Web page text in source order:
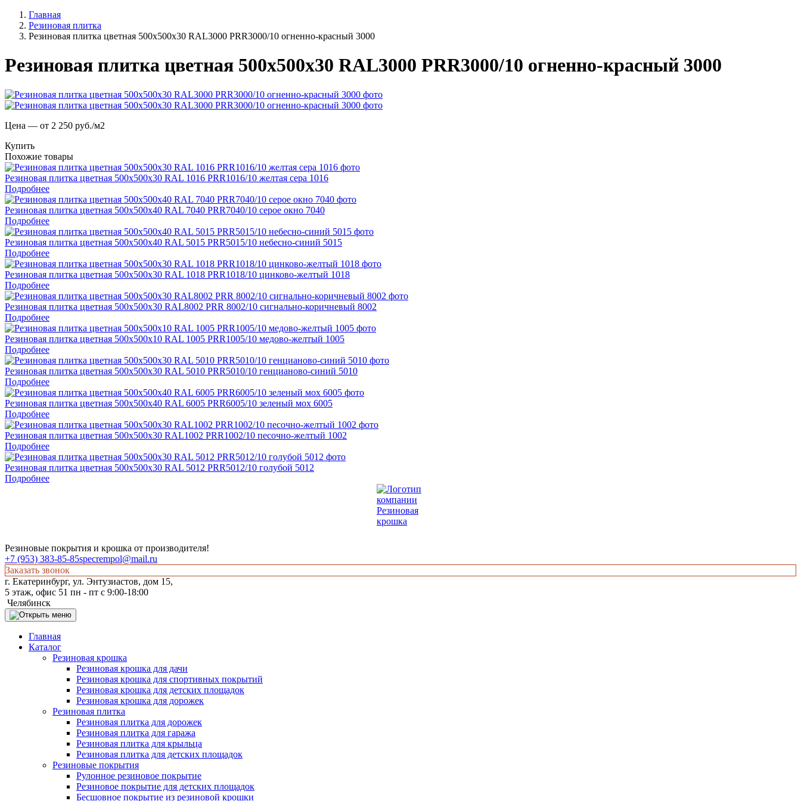
Главная
Резиновая плитка
Резиновая плитка цветная 500х500х30 RAL3000 PRR3000/10 огненно-красный 3000
Резиновая плитка цветная 500х500х30 RAL3000 PRR3000/10 огненно-красный 3000
Цена — от 2 250 руб./м2
Купить
Похожие товары
Резиновая плитка цветная 500х500х30 RAL 1016 PRR1016/10 желтая сера 1016
Подробнее
Резиновая плитка цветная 500х500х40 RAL 7040 PRR7040/10 серое окно 7040
Подробнее
Резиновая плитка цветная 500х500х40 RAL 5015 PRR5015/10 небесно-синий 5015
Подробнее
Резиновая плитка цветная 500х500х30 RAL 1018 PRR1018/10 цинково-желтый 1018
Подробнее
Резиновая плитка цветная 500х500х30 RAL8002 PRR 8002/10 сигнально-коричневый 8002
Подробнее
Резиновая плитка цветная 500х500х10 RAL 1005 PRR1005/10 медово-желтый 1005
Подробнее
Резиновая плитка цветная 500х500х30 RAL 5010 PRR5010/10 генцианово-синий 5010
Подробнее
Резиновая плитка цветная 500х500х40 RAL 6005 PRR6005/10 зеленый мох 6005
Подробнее
Резиновая плитка цветная 500х500х30 RAL1002 PRR1002/10 песочно-желтый 1002
Подробнее
Резиновая плитка цветная 500х500х30 RAL 5012 PRR5012/10 голубой 5012
Подробнее
Резиновые покрытия и крошка от производителя!
+7 (953) 383-85-85specrempol@mail.ru
Заказать звонок
г. Екатеринбург, ул. Энтузиастов, дом 15,
5 этаж, офис 51 пн - пт с 9:00-18:00
Челябинск
Главная
Каталог
Резиновая крошка
Резиновая крошка для дачи
Резиновая крошка для спортивных покрытий
Резиновая крошка для детских площадок
Резиновая крошка для дорожек
Резиновая плитка
Резиновая плитка для дорожек
Резиновая плитка для гаража
Резиновая плитка для крыльца
Резиновая плитка для детских площадок
Резиновые покрытия
Рулонное резиновое покрытие
Резиновое покрытие для детских площадок
Бесшовное покрытие из резиновой крошки